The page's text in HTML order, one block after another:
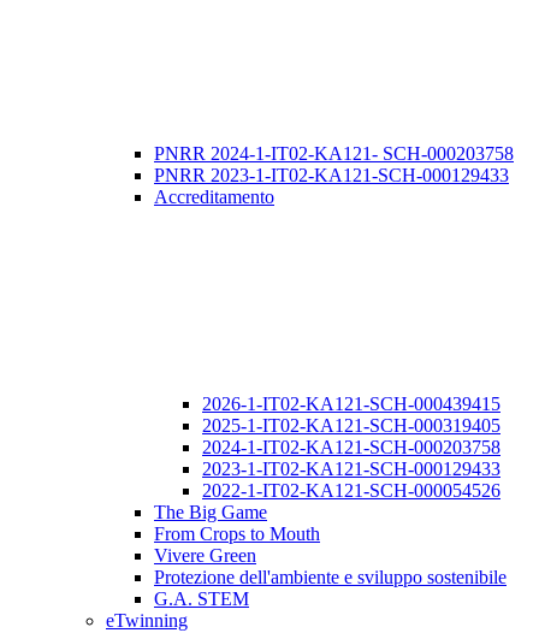
PNRR 2024-1-IT02-KA121- SCH-000203758
PNRR 2023-1-IT02-KA121-SCH-000129433
Accreditamento
2026-1-IT02-KA121-SCH-000439415
2025-1-IT02-KA121-SCH-000319405
2024-1-IT02-KA121-SCH-000203758
2023-1-IT02-KA121-SCH-000129433
2022-1-IT02-KA121-SCH-000054526
The Big Game
From Crops to Mouth
Vivere Green
Protezione dell'ambiente e sviluppo sostenibile
G.A. STEM
eTwinning